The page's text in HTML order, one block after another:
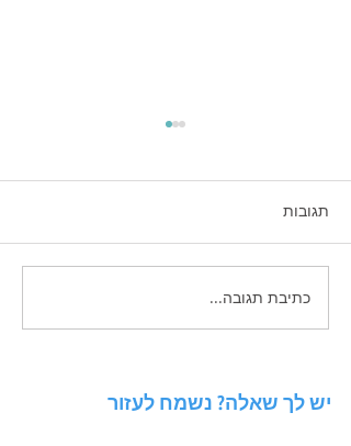
תכנון תקציב שיווק שנתי
תגובות
כתיבת תגובה...
יש לך שאלה? נשמח לעזור